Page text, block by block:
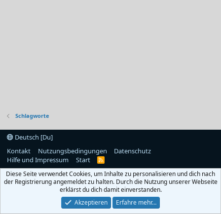
Schlagworte
Deutsch [Du]
Kontakt
Nutzungsbedingungen
Datenschutz
Hilfe und Impressum
Start
R
S
Diese Seite verwendet Cookies, um Inhalte zu personalisieren und dich nach
der Registrierung angemeldet zu halten. Durch die Nutzung unserer Webseite
erklärst du dich damit einverstanden.
Akzeptieren
Erfahre mehr…